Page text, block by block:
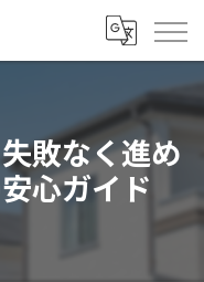
敗なく進め
心ガイド